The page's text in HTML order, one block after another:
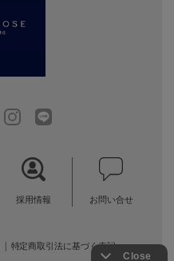
採用情報 お問い合せ
特定商取引法に基づく表記